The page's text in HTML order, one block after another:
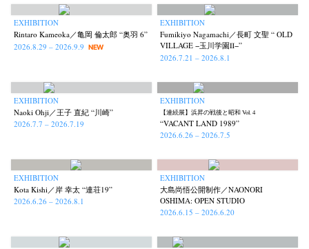
EXHIBITION
Rintaro Kameoka／亀岡 倫太郎 “奥羽 6”
2026.8.29 – 2026.9.9
NEW
EXHIBITION
Fumikiyo Nagamachi／長町 文聖 “ OLD
VILLAGE −玉川学園Ⅱ−”
2026.7.21 – 2026.8.1
EXHIBITION
Naoki Ohji／王子 直紀 “川崎”
2026.7.7 – 2026.7.19
EXHIBITION
【連続展】浜昇の戦後と昭和 Vol. 4
“VACANT LAND 1989”
2026.6.26 – 2026.7.5
EXHIBITION
Kota Kishi／岸 幸太 “連荘19”
2026.6.26 – 2026.8.1
EXHIBITION
大島尚悟公開制作／NAONORI
OSHIMA: OPEN STUDIO
2026.6.15 – 2026.6.20